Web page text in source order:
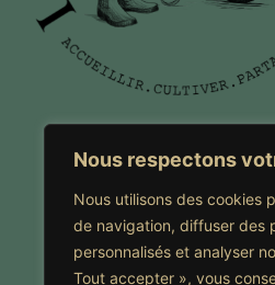
Nous respectons
Nous utilisons des cookies
de navigation, diffuser des
personnalisés et analyser
Tout accepter », vous
Newsletter